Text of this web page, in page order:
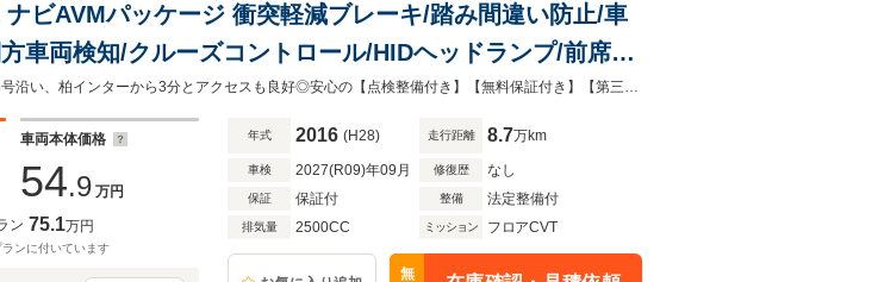
ビAVMパッケージ 衝突軽減ブレーキ/踏み間違い防止/車
車両検知/クルーズコントロール/HIDヘッドランプ/前席パ
パワーオットマン/アラウンドビュー/純正コネクトナビ/ビ
自社認証工場併設！国道16号沿い、柏インターから3分とアクセスも良好◎安心の【点検整備付き】【無料保証付き】【第三者機関品質評価書付き】！表示総額で乗り出し出来ます！！
車両本体価格
54.9 万円
ン 75.1万円
ンに付いています
年式 2016 (H28) 走行距離 8.7万km
車検 2027(R09)年09月 修復歴 なし
保証 保証付 整備 法定整備付
排気量 2500CC ミッション フロアCVT
無